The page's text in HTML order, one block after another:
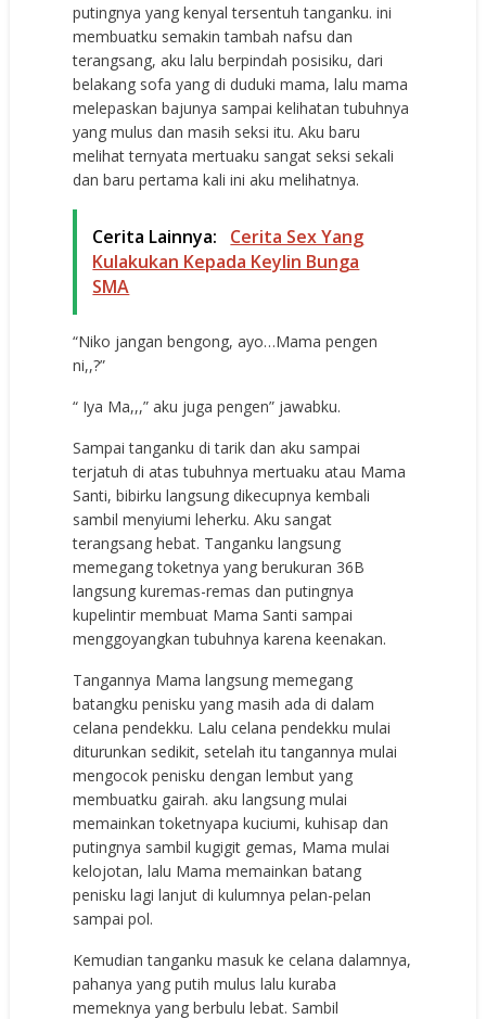
putingnya yang kenyal tersentuh tanganku. ini
membuatku semakin tambah nafsu dan
terangsang, aku lalu berpindah posisiku, dari
belakang sofa yang di duduki mama, lalu mama
melepaskan bajunya sampai kelihatan tubuhnya
yang mulus dan masih seksi itu. Aku baru
melihat ternyata mertuaku sangat seksi sekali
dan baru pertama kali ini aku melihatnya.
Cerita Lainnya:
Cerita Sex Yang
Kulakukan Kepada Keylin Bunga
SMA
“Niko jangan bengong, ayo…Mama pengen
ni,,?”
“ Iya Ma,,,” aku juga pengen” jawabku.
Sampai tanganku di tarik dan aku sampai
terjatuh di atas tubuhnya mertuaku atau Mama
Santi, bibirku langsung dikecupnya kembali
sambil menyiumi leherku. Aku sangat
terangsang hebat. Tanganku langsung
memegang toketnya yang berukuran 36B
langsung kuremas-remas dan putingnya
kupelintir membuat Mama Santi sampai
menggoyangkan tubuhnya karena keenakan.
Tangannya Mama langsung memegang
batangku penisku yang masih ada di dalam
celana pendekku. Lalu celana pendekku mulai
diturunkan sedikit, setelah itu tangannya mulai
mengocok penisku dengan lembut yang
membuatku gairah. aku langsung mulai
memainkan toketnyapa kuciumi, kuhisap dan
putingnya sambil kugigit gemas, Mama mulai
kelojotan, lalu Mama memainkan batang
penisku lagi lanjut di kulumnya pelan-pelan
sampai pol.
Kemudian tanganku masuk ke celana dalamnya,
pahanya yang putih mulus lalu kuraba
memeknya yang berbulu lebat. Sambil